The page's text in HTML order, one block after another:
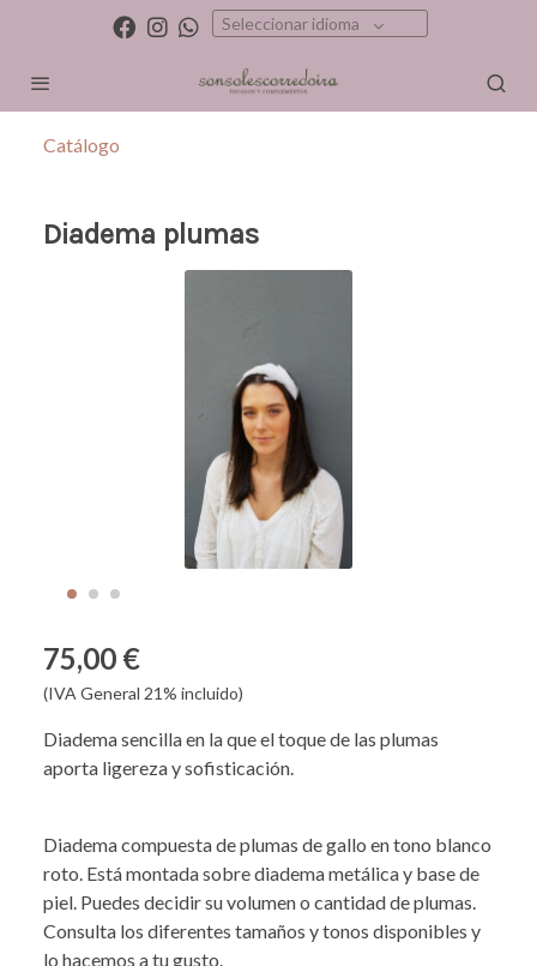
Seleccionar idioma
Catálogo
Diadema plumas
75,00 €
(IVA General 21% incluido)
Diadema sencilla en la que el toque de las plumas
aporta ligereza y sofisticación.
Diadema compuesta de plumas de gallo en tono blanco
roto. Está montada sobre diadema metálica y base de
piel. Puedes decidir su volumen o cantidad de plumas.
Consulta los diferentes tamaños y tonos disponibles y
lo hacemos a tu gusto.